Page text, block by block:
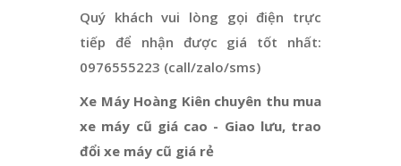
Quý khách vui lòng gọi điện trực
tiếp để nhận được giá tốt nhất:
0976555223 (call/zalo/sms)
Xe Máy Hoàng Kiên chuyên thu mua
xe máy cũ giá cao - Giao lưu, trao
đổi xe máy cũ giá rẻ